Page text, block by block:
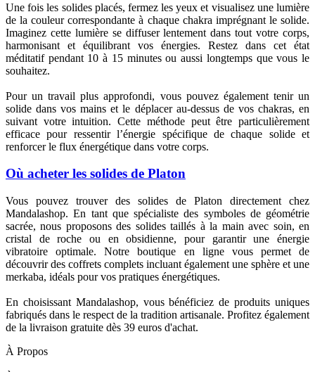
Une fois les solides placés, fermez les yeux et visualisez une lumière
de la couleur correspondante à chaque chakra imprégnant le solide.
Imaginez cette lumière se diffuser lentement dans tout votre corps,
harmonisant et équilibrant vos énergies. Restez dans cet état
méditatif pendant 10 à 15 minutes ou aussi longtemps que vous le
souhaitez.
Pour un travail plus approfondi, vous pouvez également tenir un
solide dans vos mains et le déplacer au-dessus de vos chakras, en
suivant votre intuition. Cette méthode peut être particulièrement
efficace pour ressentir l’énergie spécifique de chaque solide et
renforcer le flux énergétique dans votre corps.
Où acheter les solides de Platon
Vous pouvez trouver des solides de Platon directement chez
Mandalashop. En tant que spécialiste des symboles de géométrie
sacrée, nous proposons des solides taillés à la main avec soin, en
cristal de roche ou en obsidienne, pour garantir une énergie
vibratoire optimale. Notre boutique en ligne vous permet de
découvrir des coffrets complets incluant également une sphère et une
merkaba, idéals pour vos pratiques énergétiques.
En choisissant Mandalashop, vous bénéficiez de produits uniques
fabriqués dans le respect de la tradition artisanale. Profitez également
de la livraison gratuite dès 39 euros d'achat.
À Propos